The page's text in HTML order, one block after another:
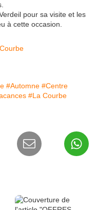
pour sa visite et les
à cette occasion.
#Automne #Centre
#La Courbe